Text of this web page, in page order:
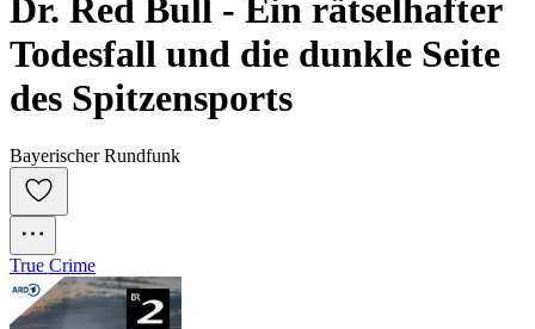
Dr. Red Bull - Ein rätselhafter
Todesfall und die dunkle Seite
des Spitzensports
Bayerischer Rundfunk
True Crime